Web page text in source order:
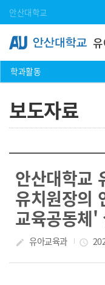
Skip
안산대학교
학과활동
보도자료
안산대학교
유치원장의
교육공동체'
작성자
create 유아교육과 작성일
access_time